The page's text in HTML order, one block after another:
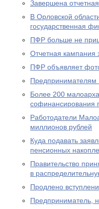
Завершена
В Орловской
государственная
ПФР больше не
Отчетная кампания
ПФР объявляет
Предпринимателям
Более 200
софинансирования
Работодатели
миллионов рублей
Куда подавать
пенсионных
Правительство
в
Продлено
Предприниматель,